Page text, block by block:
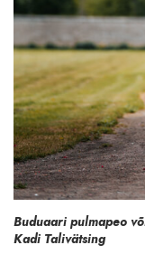
Buduaari pulmapeo
Kadi Talivätsing